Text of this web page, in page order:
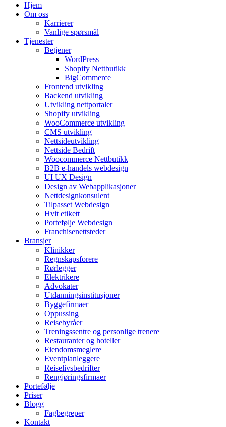
Hjem
Om oss
Karrierer
Vanlige spørsmål
Tjenester
Betjener
WordPress
Shopify Nettbutikk
BigCommerce
Frontend utvikling
Backend utvikling
Utvikling nettportaler
Shopify utvikling
WooCommerce utvikling
CMS utvikling
Nettsideutvikling
Nettside Bedrift
Woocommerce Nettbutikk
B2B e-handels webdesign
UI UX Design
Design av Webapplikasjoner
Nettdesignkonsulent
Tilpasset Webdesign
Hvit etikett
Portefølje Webdesign
Franchisenettsteder
Bransjer
Klinikker
Regnskapsforere
Rørlegger
Elektrikere
Advokater
Utdanningsinstitusjoner
Byggefirmaer
Oppussing
Reisebyråer
Treningssentre og personlige trenere
Restauranter og hoteller
Eiendomsmeglere
Eventplanleggere
Reiselivsbedrifter
Rengjøringsfirmaer
Portefølje
Priser
Blogg
Fagbegreper
Kontakt